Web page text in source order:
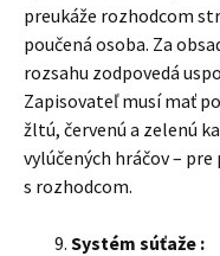
preukáže rozhodcom
poučená osoba. Za
rozsahu zodpovedá
Zapisovateľ musí mať
žltú, červenú a zelenú
vylúčených hráčov –
s rozhodcom.
Systém súťaže :